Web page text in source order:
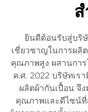
ยินดีต้อนรับสู่บริ
เชี่ยวชาญในการผลิ
คุณภาพสูง ผสานกา
ค.ศ. 2022 บริษัทเร
ผลิตผ้ากันเปื้อน จึ
คุณภาพและดีไซน์ที่